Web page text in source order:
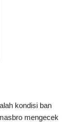
kondisi ban
mengecek